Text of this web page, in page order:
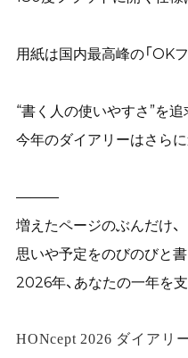
用紙は国内最高峰の「OKフ
“書く人の使いやすさ”を追
今年のダイアリーはさらに
———
増えたページのぶんだけ、
思いや予定をのびのびと
2026年、あなたの一年を
HONcept 2026 ダイアリー